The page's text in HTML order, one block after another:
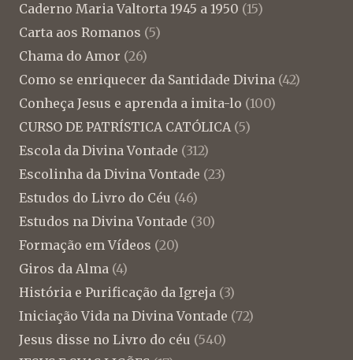
Caderno Maria Valtorta 1945 a 1950 (15)
Carta aos Romanos (5)
Chama do Amor (26)
Como se enriquecer da Santidade Divina (42)
Conheça Jesus e aprenda a imita-lo (100)
CURSO DE PATRÍSTICA CATÓLICA(5)
Escola da Divina Vontade (312)
Escolinha da Divina Vontade (23)
Estudos do Livro do Céu (46)
Estudos na Divina Vontade (30)
Formação em Vídeos (20)
Giros da Alma (4)
História e Purificação da Igreja (3)
Iniciação Vida na Divina Vontade (72)
Jesus disse no Livro do céu (540)